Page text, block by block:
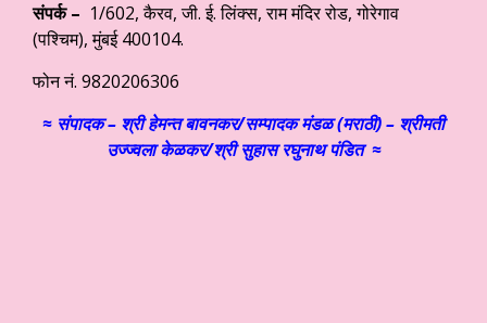
संपर्क – 1/602, कैरव, जी. ई. लिंक्स, राम मंदिर रोड, गोरेगाव
(पश्चिम), मुंबई 400104.
फोन नं. 9820206306
≈ संपादक – श्री हेमन्त बावनकर/सम्पादक मंडळ (मराठी) – श्रीमती
उज्ज्वला केळकर/श्री सुहास रघुनाथ पंडित ≈